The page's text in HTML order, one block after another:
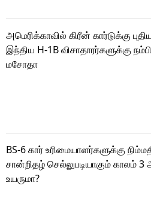
அமெரிக்காவில் கிரீன் கார்டுக்கு
இந்திய H-1B விசாதாரர்களுக்கு
மசோதா
BS-6 கார் உரிமையாளர்களுக்கு
சான்றிதழ் செல்லுபடியாகும் காலம்
உயருமா?